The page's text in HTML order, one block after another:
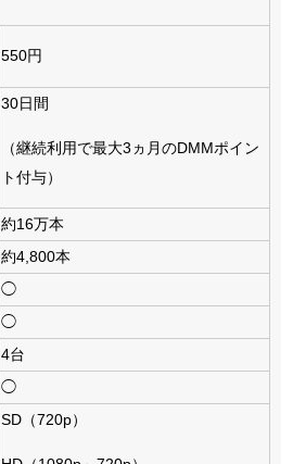
550円
30日間
（継続利用で最大3ヵ月のDMMポイン
ト付与）
約16万本
約4,800本
◯
◯
4台
◯
SD（720p）